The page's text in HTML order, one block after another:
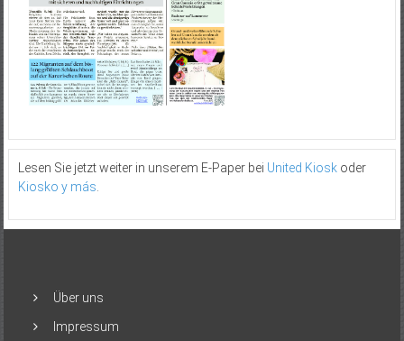
Lesen Sie jetzt weiter in unserem E-Paper bei United Kioskoder
Kiosko y más.
Über uns
Impressum